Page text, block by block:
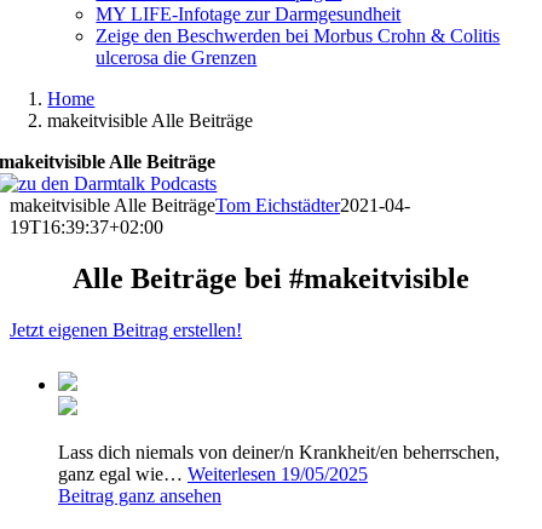
MY LIFE-Infotage zur Darmgesundheit
Zeige den Beschwerden bei Morbus Crohn & Colitis
ulcerosa die Grenzen
Home
makeitvisible Alle Beiträge
makeitvisible Alle Beiträge
makeitvisible Alle BeiträgeTom Eichstädter2021-04-
19T16:39:37+02:00
Alle Beiträge bei #makeitvisible
Jetzt eigenen Beitrag erstellen!
Lass dich niemals von deiner/n Krankheit/en beherrschen,
ganz egal wie… Weiterlesen 19/05/2025
Beitrag ganz ansehen